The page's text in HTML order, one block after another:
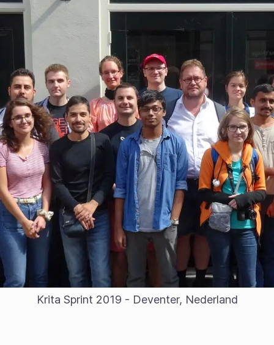
Krita Sprint 2019 - Deventer, Nederland